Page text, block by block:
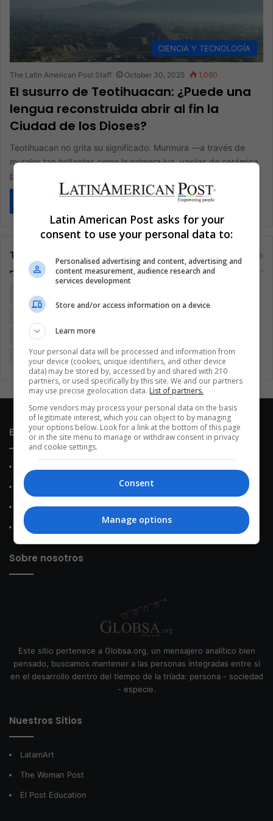
CIENCIA Y TECNOLOGÍA
The Latin American Post Staff October 30, 2025 1,060
El susurro de Teotihuacan: ¿Puede una
lengua reconstruida abrir al fin la
Ciudad de los Dioses?
Teotihuacan no grita su significado. Murmura —a través de
murales tan brillantes como la primera luz, vasijas de cerámica
pintadas…
Tags
Brasil
Covid 19
Entretenimiento Fútbol
Mundo México Música Negocios Politica
Enlaces de interés
Contacto
Política de Privacidad
Política de Cookies
Sobre nosotros
Este sitio pertenece a Globsa.org, un mensajero analítico bien
pensado, buscamos mantener a las personas integradas entre sí
en el desarrollo dentro del tiempo de la tríada: persona - sociedad
- especie.
Nuestros Sitios
LatamArt
The Woman Post
El Post Education
Latin American Post asks for your
consent to use your personal data to:
Personalised advertising and content, advertising and
content measurement, audience research and
services development
Store and/or access information on a device
Learn more
Your personal data will be processed and information from
your device (cookies, unique identifiers, and other device
data) may be stored by, accessed by and shared with 210
partners, or used specifically by this site. We and our partners
may use precise geolocation data. List of partners.
Some vendors may process your personal data on the basis
of legitimate interest, which you can object to by managing
your options below. Look for a link at the bottom of this page
or in the site menu to manage or withdraw consent in privacy
and cookie settings.
Consent
Manage options